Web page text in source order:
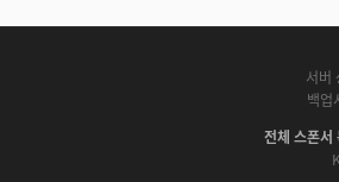
서버
백업
전체 스폰서